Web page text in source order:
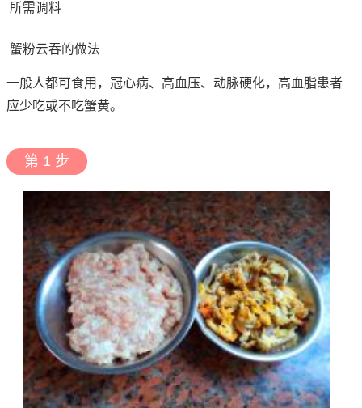
所需调料
蟹粉云吞的做法
一般人都可食用，冠心病、高血压、动脉硬化，高血脂患者
应少吃或不吃蟹黄。
第 1 步